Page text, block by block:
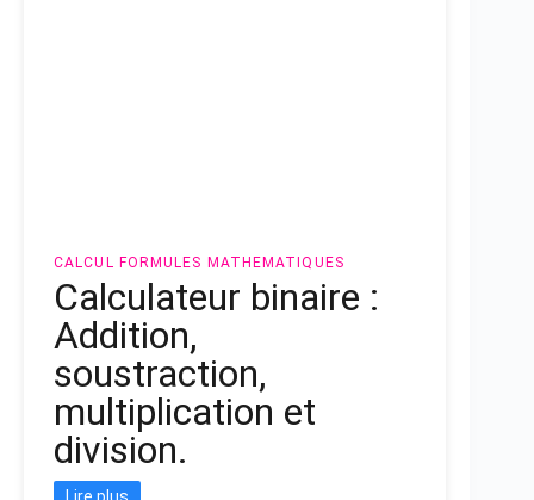
CALCUL FORMULES MATHEMATIQUES
Calculateur binaire :
Addition,
soustraction,
multiplication et
division.